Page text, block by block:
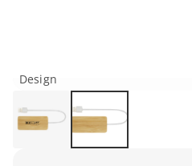
Design